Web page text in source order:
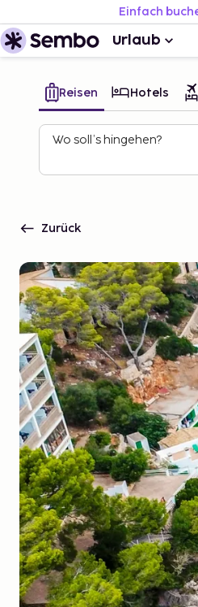
Einfach
Urlaub
Reisen Hotels
Wo soll’s hingehen?
Zurück